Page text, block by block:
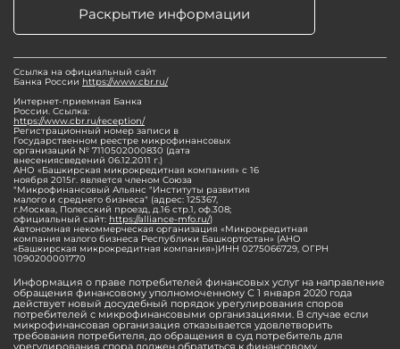
Раскрытие информации
Ссылка на официальный сайт
Банка России https://www.cbr.ru/
Интернет-приемная Банка
России. Ссылка:
https://www.cbr.ru/reception/
Регистрационный номер записи в
Государственном реестре микрофинансовых
организаций № 7110502000830 (дата
внесениясведений 06.12.2011 г.)
АНО «Башкирская микрокредитная компания» с 16
ноября 2015г. является членом Союза
"Микрофинансовый Альянс "Институты развития
малого и среднего бизнеса" (адрес: 125367,
г.Москва, Полесский проезд, д.16 стр.1, оф.308;
официальный сайт: https://alliance-mfo.ru/)
Автономная некоммерческая организация «Микрокредитная
компания малого бизнеса Республики Башкортостан» (АНО
«Башкирская микрокредитная компания»)ИНН 0275066729, ОГРН
1090200001770
Информация о праве потребителей финансовых услуг на направление
обращения финансовому уполномоченному С 1 января 2020 года
действует новый досудебный порядок урегулирования споров
потребителей с микрофинансовыми организациями. В случае если
микрофинансовая организация отказывается удовлетворить
требования потребителя, до обращения в суд потребитель для